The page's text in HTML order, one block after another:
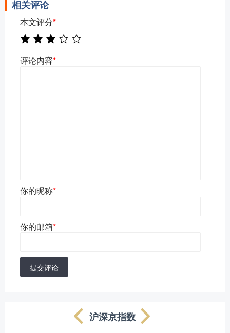
相关评论
本文评分*
评论内容*
你的昵称*
你的邮箱*
提交评论
沪深京指数